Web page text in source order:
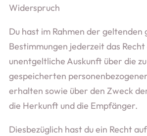
Widerspruch
Du hast im Rahmen der geltenden
Bestimmungen jederzeit das
unentgeltliche Auskunft über die
gespeicherten
erhalten sowie über den Zweck
die Herkunft und die Empfänger.
Diesbezüglich hast du ein Recht